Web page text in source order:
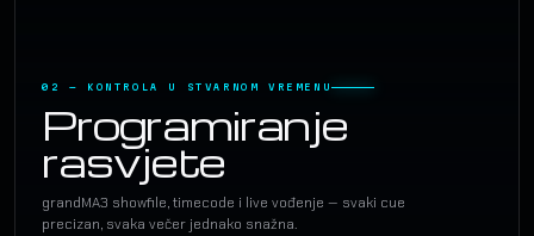
02 — KONTROLA U STVARNOM VREMENU
Programiranje
rasvjete
grandMA3 showfile, timecode i live vođenje — svaki cue
precizan, svaka večer jednako snažna.